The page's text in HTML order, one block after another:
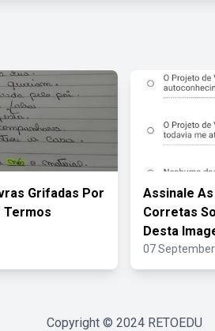
Grifadas Por
Termos
Assinale
Corretas
Desta
07
Copyright © 2024 RETOEDU